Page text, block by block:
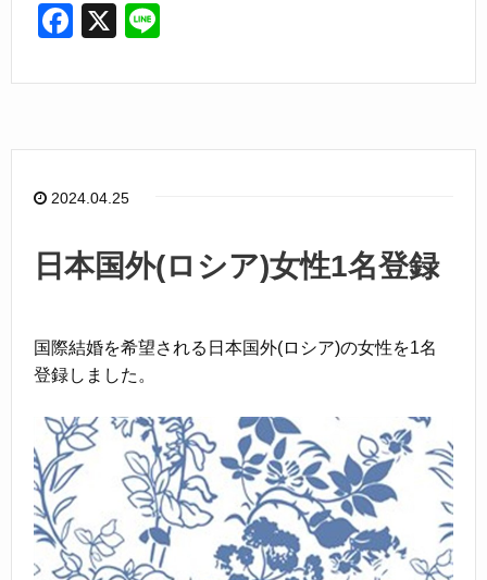
F
c
b
o
k
X
e
2024.04.25
日本国外(ロシア)女性1名登録
国際結婚を希望される日本国外(ロシア)の女性を1名
登録しました。